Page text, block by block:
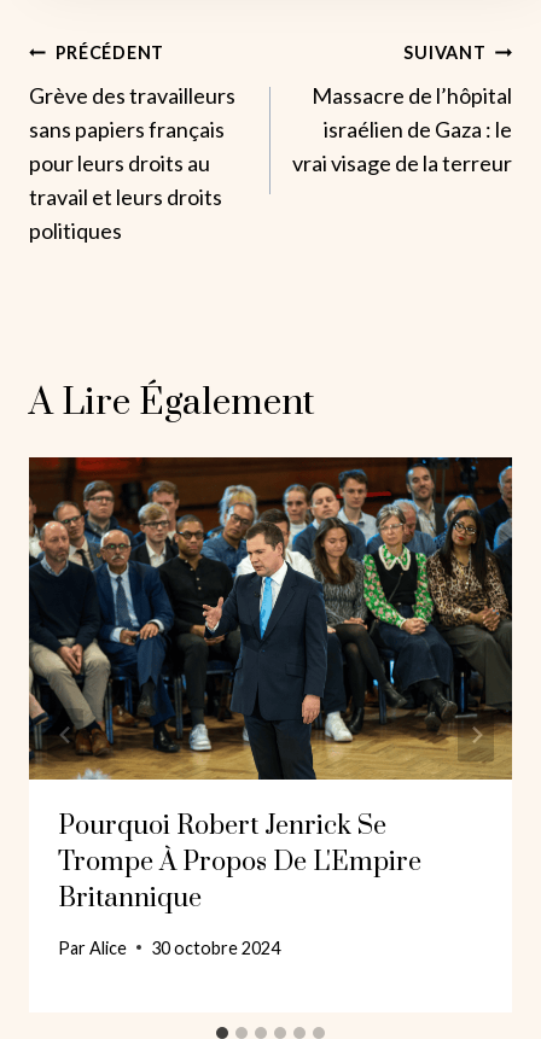
Navigation
De
L’article
PRÉCÉDENT
Grève des travailleurs
sans papiers français
pour leurs droits au
travail et leurs droits
politiques
SUIVANT
Massacre de l’hôpital
israélien de Gaza : le
vrai visage de la terreur
A Lire Également
Pourquoi Robert Jenrick Se
Trompe À Propos De L'Empire
Britannique
ParAlice 30 octobre 2024